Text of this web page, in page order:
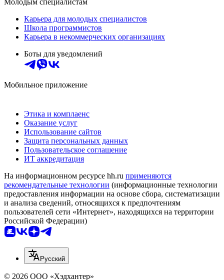
Молодым специалистам
Карьера для молодых специалистов
Школа программистов
Карьера в некоммерческих организациях
Боты для уведомлений
Мобильное приложение
Этика и комплаенс
Оказание услуг
Использование сайтов
Защита персональных данных
Пользовательское соглашение
ИТ аккредитация
На информационном ресурсе hh.ru применяются
рекомендательные технологии (информационные технологии
предоставления информации на основе сбора, систематизации
и анализа сведений, относящихся к предпочтениям
пользователей сети «Интернет», находящихся на территории
Российской Федерации)
Русский
© 2026 ООО «Хэдхантер»